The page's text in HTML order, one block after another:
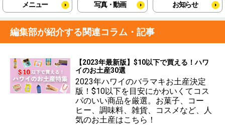
メニュー 写真・動画 お知らせ
編集部が紹介する関連コラム・記事
【2023年最新版】$10以下で買える！ハワ
イのお土産30選
2023年ハワイのバラマキお土産決定
版！$10以下を目安にかわいくてコス
パのいい商品を厳選。お菓子、コー
ヒー、調味料、雑貨、コスメなど、人
気のお土産はこちら！